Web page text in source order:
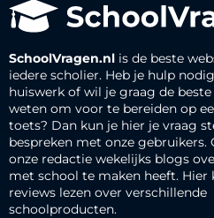
SchoolVragen.nl is de beste
iedere scholier. Heb je hulp
huiswerk of wil je graag de
weten om voor te bereiden op
toets? Dan kun je hier je vraag
bespreken met onze gebruikers.
onze redactie wekelijks blogs
met school te maken heeft. Hier
reviews lezen over verschillende
schoolproducten.